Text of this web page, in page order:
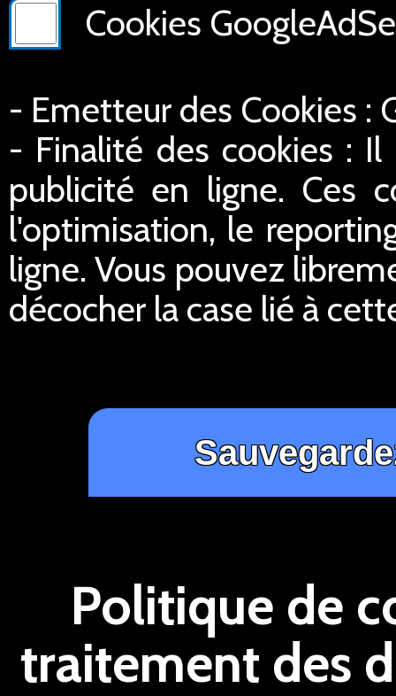
Cookies
- Emetteur des Cookies :
- Finalité des cookies :
publicité en ligne. Ces
l'optimisation, le
ligne. Vous pouvez
décocher la case lié à
Politique de
traitement des